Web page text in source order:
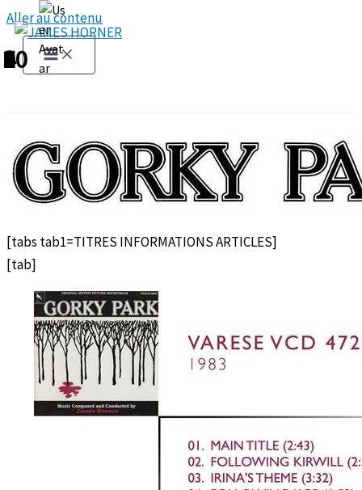
Aller au contenu
[tabs tab1=TITRES INFORMATIONS ARTICLES]
[tab]
1
2
3
4
5
6
7
8
9
10